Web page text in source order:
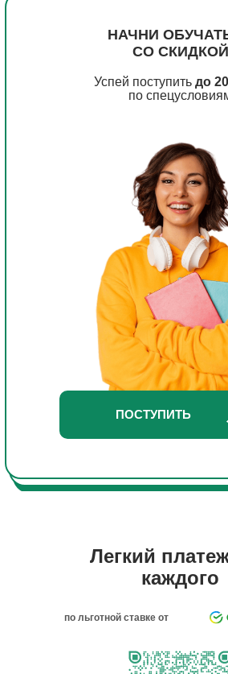
НАЧНИ
СО СКИДКОЙ
Успей поступить до
по
ПОСТУПИТЬ
Легкий
каждого
по льготной ставке от